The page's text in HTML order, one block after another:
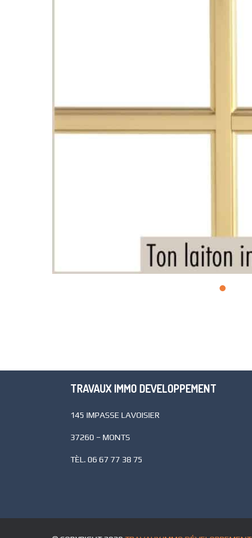
TRAVAUX IMMO DEVELOPPEMENT
145 IMPASSE LAVOISIER
37260 – MONTS
TÈL. 06 67 77 38 75